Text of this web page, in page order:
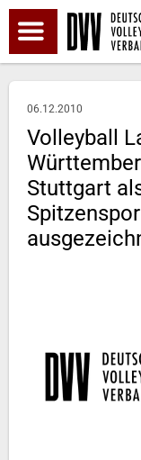
06.12.2010
Volleyball
Stuttgart